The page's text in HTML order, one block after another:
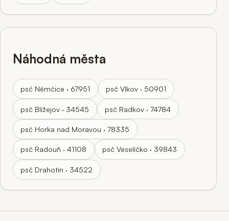
Náhodná města
psč Němčice · 67951 psč Vlkov · 50901
psč Blížejov · 34545 psč Radkov · 74784
psč Horka nad Moravou · 78335
psč Radouň · 41108 psč Veselíčko · 39843
psč Drahotín · 34522